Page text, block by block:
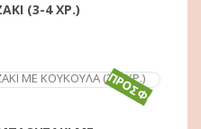
(3-4 ΧΡ.)
ΠΡΟΣΦΟΡΆ!